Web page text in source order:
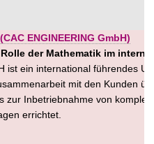
ENGINEERING GmbH)
der Mathematik im
ist ein international führendes
mit den Kunden
zur Inbetriebnahme von
errichtet.